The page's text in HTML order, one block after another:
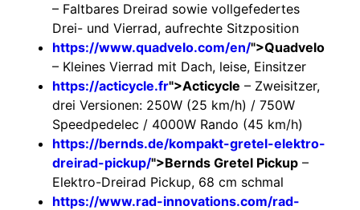
– Faltbares Dreirad sowie vollgefedertes
Drei- und Vierrad, aufrechte Sitzposition
https://www.quadvelo.com/en/">Quadvelo
– Kleines Vierrad mit Dach, leise, Einsitzer
https://acticycle.fr">Acticycle – Zweisitzer,
drei Versionen: 250W (25 km/h) / 750W
Speedpedelec / 4000W Rando (45 km/h)
https://bernds.de/kompakt-gretel-elektro-
dreirad-pickup/">Bernds Gretel Pickup –
Elektro-Dreirad Pickup, 68 cm schmal
https://www.rad-innovations.com/rad-